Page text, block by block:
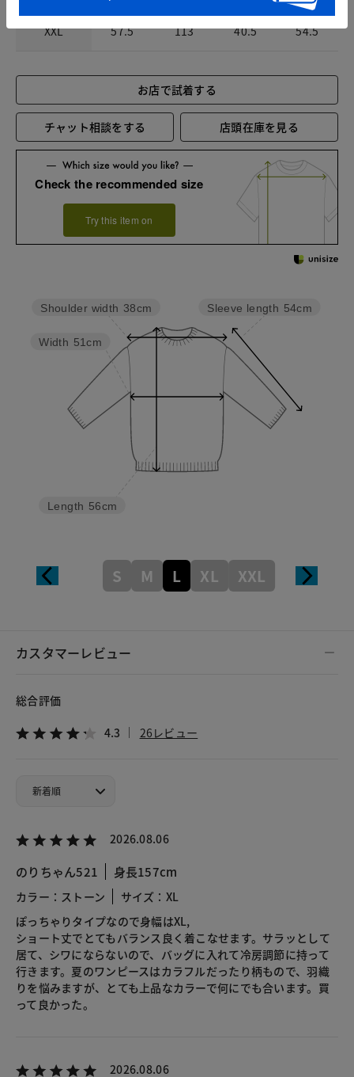
XXL 57.5 113 40.5 54.5
お店で試着する
チャット相談をする 店頭在庫を見る
Check the recommended size
Try this item on
Sleeve length 54cm
Length 56cm
Width 51cm
Shoulder width 38cm
S M L XL XXL
カスタマーレビュー
総合評価
4.3 26レビュー
2026.08.06
のりちゃん521 身長157cm
カラー：ストーン
サイズ：XL
ぽっちゃりタイプなので身幅はXL,
ショート丈でとてもバランス良く着こなせます。サラッとして
居て、シワにならないので、バッグに入れて冷房調節に持って
行きます。夏のワンピースはカラフルだったり柄もので、羽織
りを悩みますが、とても上品なカラーで何にでも合います。買
って良かった。
2026.08.06